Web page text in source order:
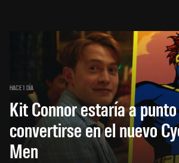
HACE 1 DÍA
Kit Connor estaría a
convertirse en el nuevo
Men